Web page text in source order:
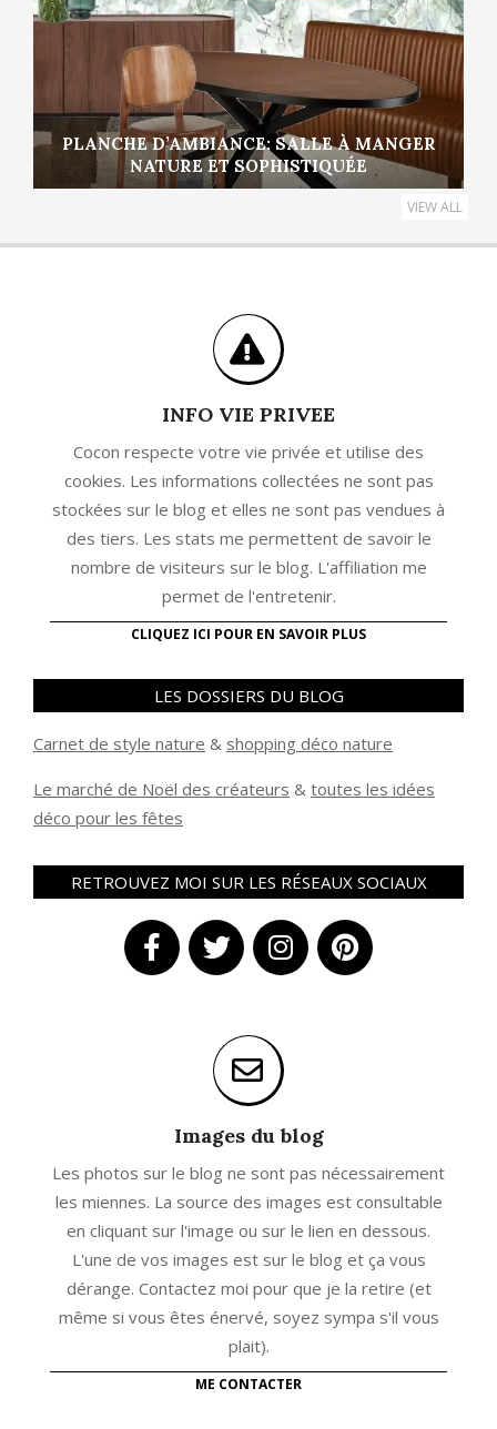
PLANCHE D’AMBIANCE: SALLE À MANGER
NATURE ET SOPHISTIQUÉE
VIEW ALL
INFO VIE PRIVEE
Cocon respecte votre vie privée et utilise des
cookies. Les informations collectées ne sont pas
stockées sur le blog et elles ne sont pas vendues à
des tiers. Les stats me permettent de savoir le
nombre de visiteurs sur le blog. L'affiliation me
permet de l'entretenir.
CLIQUEZ ICI POUR EN SAVOIR PLUS
LES DOSSIERS DU BLOG
Carnet de style nature & shopping déco nature
Le marché de Noël des créateurs & toutes les idées
déco pour les fêtes
RETROUVEZ MOI SUR LES RÉSEAUX SOCIAUX
Images du blog
Les photos sur le blog ne sont pas nécessairement
les miennes. La source des images est consultable
en cliquant sur l'image ou sur le lien en dessous.
L'une de vos images est sur le blog et ça vous
dérange. Contactez moi pour que je la retire (et
même si vous êtes énervé, soyez sympa s'il vous
plait).
ME CONTACTER